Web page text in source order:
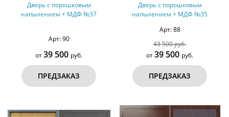
Дверь с порошковым
напылением + МДФ №37
Арт: 90
от39 500 руб.
ПРЕДЗАКАЗ
Дверь с порошковым
напылением + МДФ №35
Арт: 88
43 500 руб.
от39 500 руб.
ПРЕДЗАКАЗ